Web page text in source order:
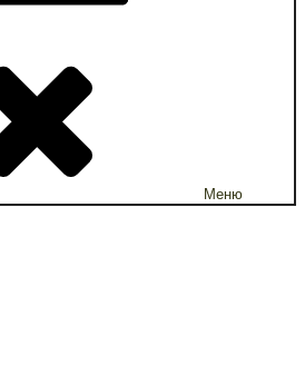
Меню